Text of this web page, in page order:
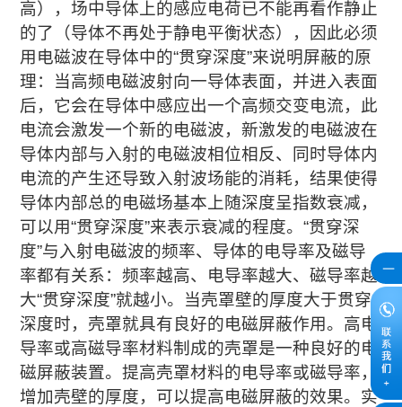
高），场中导体上的感应电荷已不能再看作静止
的了（导体不再处于静电平衡状态），因此必须
用电磁波在导体中的“贯穿深度”来说明屏蔽的原
理：当高频电磁波射向一导体表面，并进入表面
后，它会在导体中感应出一个高频交变电流，此
电流会激发一个新的电磁波，新激发的电磁波在
导体内部与入射的电磁波相位相反、同时导体内
电流的产生还导致入射波场能的消耗，结果使得
导体内部总的电磁场基本上随深度呈指数衰减，
可以用“贯穿深度”来表示衰减的程度。“贯穿深
度”与入射电磁波的频率、导体的电导率及磁导
率都有关系：频率越高、电导率越大、磁导率越
大“贯穿深度”就越小。当壳罩壁的厚度大于贯穿
深度时，壳罩就具有良好的电磁屏蔽作用。高电
导率或高磁导率材料制成的壳罩是一种良好的电
磁屏蔽装置。提高壳罩材料的电导率或磁导率，
增加壳壁的厚度，可以提高电磁屏蔽的效果。实